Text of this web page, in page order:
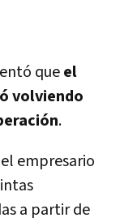
queel
volviendo
.
empresario
a partir de